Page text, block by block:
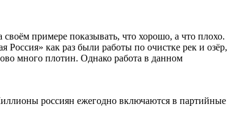
примере показывать, что хорошо, а что плохо.
как раз были работы по очистке рек и озёр,
много плотин. Однако работа в данном
россиян ежегодно включаются в партийные